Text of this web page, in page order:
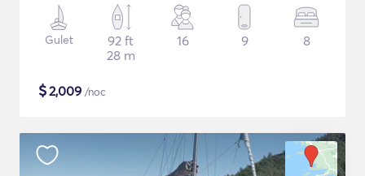
Gulet
92 ft
28 m
16 9 8
$2,009 /noc